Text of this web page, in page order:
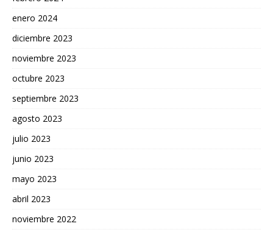
enero 2024
diciembre 2023
noviembre 2023
octubre 2023
septiembre 2023
agosto 2023
julio 2023
junio 2023
mayo 2023
abril 2023
noviembre 2022